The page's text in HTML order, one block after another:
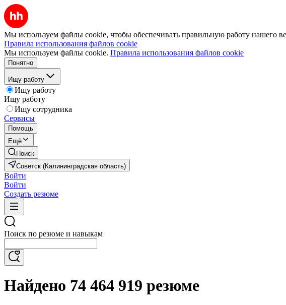
Мы используем файлы cookie, чтобы обеспечивать правильную работу нашего
Правила использования файлов cookie
Мы используем файлы cookie. Правила использования файлов cookie
Понятно
Ищу работу
Ищу работу
Ищу работу
Ищу сотрудника
Сервисы
Помощь
Ещё
Поиск
Советск (Калининградская область)
Войти
Войти
Создать резюме
Поиск по резюме и навыкам
Найдено 74 464 919 резюме